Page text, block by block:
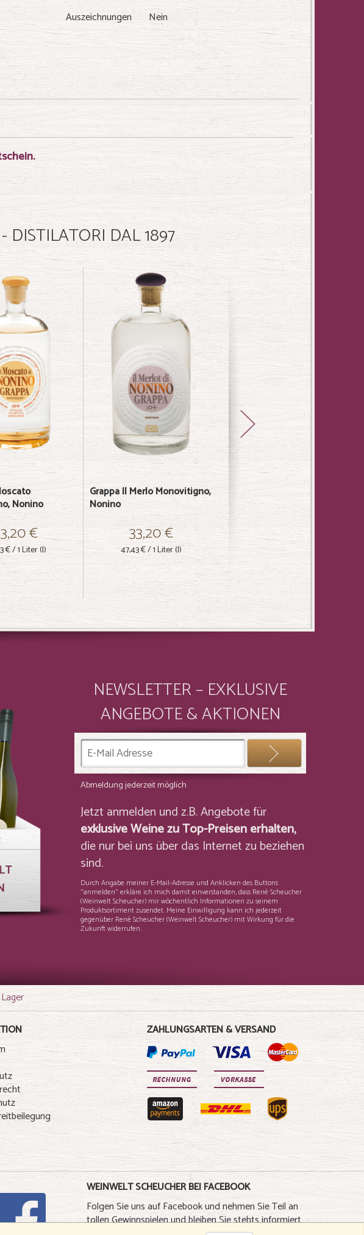
Auszeichnungen
Nein
DISTILATORI DAL 1897
Nonino
€
€/ 1 Liter (l)
Grappa Il Merlo Monovitigno,
Nonino
33,20 €
47,43 €/ 1 Liter (l)
Grappa Lo Chardonnay
Bianco Monovitigno, Nonino
33,20 €
/ 1 Liter (l)
NEWSLETTER – EXKLUSIVE
ANGEBOTE & AKTIONEN
Abmeldung jederzeit möglich
Jetzt anmelden und z.B. Angebote für
exklusive Weine zu Top-Preisen erhalten,
die nur bei uns über das Internet zu beziehen
sind.
Durch Angabe meiner E-Mail-Adresse und Anklicken des Buttons
"anmelden" erkläre ich mich damit einverstanden, dass René Scheucher
(Weinwelt Scheucher) mir wöchentlich Informationen zu seinem
Produktsortiment zusendet. Meine Einwilligung kann ich jederzeit
gegenüber René Scheucher (Weinwelt Scheucher) mit Wirkung für die
Zukunft widerrufen.
ZAHLUNGSARTEN & VERSAND
WEINWELT SCHEUCHER BEI FACEBOOK
Folgen Sie uns auf Facebook und nehmen Sie Teil an
tollen Gewinnspielen und bleiben Sie stehts informiert